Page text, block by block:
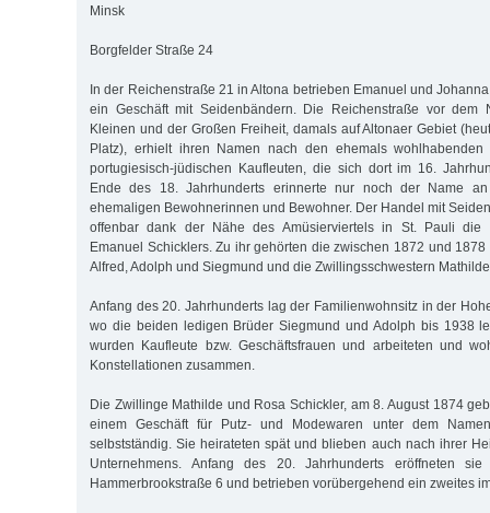
Minsk
Borgfelder Straße 24
In der Reichenstraße 21 in Altona betrieben Emanuel und
ein Geschäft mit Seidenbändern. Die Reichenstraße vor dem
Kleinen und der Großen Freiheit, damals auf Altonaer Gebiet
Platz), erhielt ihren Namen nach den ehemals wohlhabenden
portugiesisch-jüdischen Kaufleuten, die sich dort im 16.
Ende des 18. Jahr­hun­derts erinnerte nur noch der Name
ehemaligen Bewohnerinnen und Bewohner. Der Handel mit
offenbar dank der Nähe des Amüsierviertels in St. Pauli die
Emanuel Schicklers. Zu ihr gehörten die zwischen 1872 und
Alfred, Adolph und Siegmund und die Zwillingsschwestern
Anfang des 20. Jahrhunderts lag der Familienwohnsitz in der
wo die beiden ledigen Brüder Siegmund und Adolph bis 1938
wurden Kaufleute bzw. Geschäftsfrauen und arbeiteten und
Konstellationen zusammen.
Die Zwillinge Mathilde und Rosa Schickler, am 8. August 1874
einem Geschäft für Putz- und Modewaren unter dem
selbstständig. Sie heirateten spät und blieben auch nach ihrer
Unternehmens. Anfang des 20. Jahrhunderts eröffneten
Hammerbrookstraße 6 und betrieben vorübergehend ein zweites